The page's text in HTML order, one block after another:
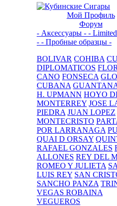
Мой Профиль
Форум
- Аксессуары - -
- - Пробные образцы -
BOLIVAR COHIBA
DIPLOMATICOS
CANO FONSECA
CUBANA
H. UPMANN HOYO
MONTERREY JOSE
PIEDRA JUAN LOPEZ
MONTECRISTO
POR LARRANAGA
QUAI D ORSAY
RAFAEL GONZALES
ALLONES REY DEL
ROMEO Y JULIETA
LUIS REY SAN
SANCHO PANZA
VEGAS ROBAINA
VEGUEROS